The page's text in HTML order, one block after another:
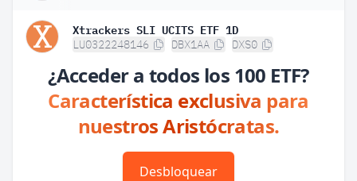
Xtrackers SLI UCITS ETF 1D
LU0322248146 DBX1AA DXS0
¿Acceder a todos los 100 ETF?
Característica exclusiva para
nuestros Aristócratas.
Desbloquear